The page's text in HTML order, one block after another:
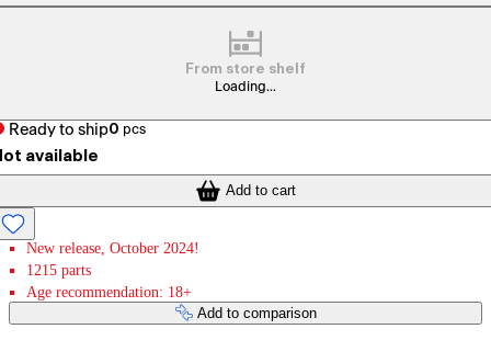
From store shelf
Loading...
Ready to ship0 pcs
available
Add to cart
New release, October 2024!
1215 parts
Age recommendation: 18+
Add to comparison